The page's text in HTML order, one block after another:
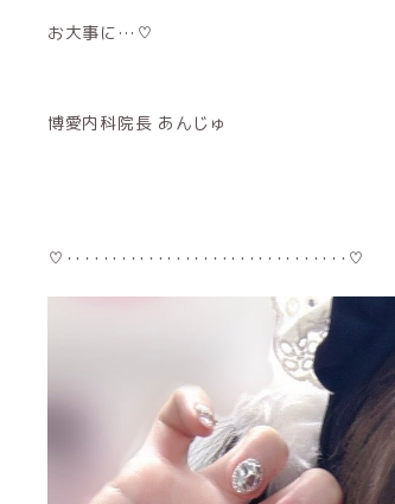
お大事に…♡
博愛内科院長 あんじゅ
♡･･･････････････････････････････♡